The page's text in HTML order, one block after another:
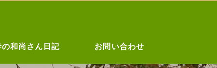
の和尚さん日記 お問い合わせ